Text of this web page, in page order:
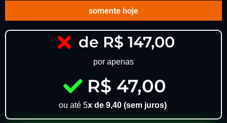
somente hoje
de R$ 147,00
por apenas
R$ 47,00
ou até 5x de 9,40 (sem juros)